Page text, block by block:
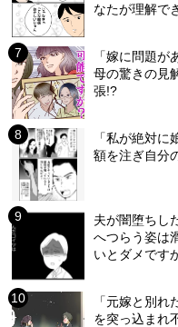
なたが理解で
「嫁に問題
母の驚きの見
張!?
「私が絶対
額を注ぎ自分
夫が闇堕ちし
へつらう姿は
いとダメです
「元嫁と別
を突っ込まれ